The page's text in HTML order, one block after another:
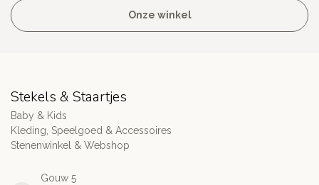
Onze winkel
Stekels & Staartjes
Baby & Kids
Kleding, Speelgoed & Accessoires
Stenenwinkel & Webshop
Gouw 5